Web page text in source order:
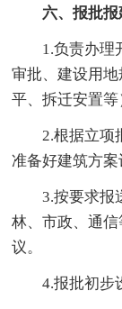
六、报批
1.负责办理开
审批、建设用
平、拆迁安置等
2.根据立项批
准备好建筑方案
3.按要求报送
林、市政、通
议。
4.报批初步设